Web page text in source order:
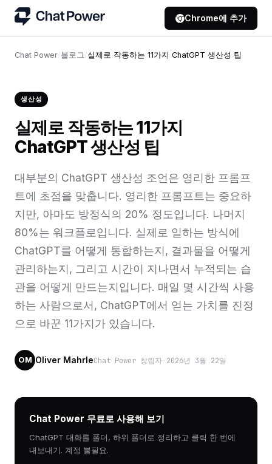
Chrome에 추가
Chat Power/블로그/실제로 작동하는 11가지 ChatGPT 생산성 팁
생산성
실제로 작동하는 11가지
ChatGPT 생산성 팁
대부분의 ChatGPT 생산성 조언은 영리한 프롬프
트에 초점을 맞춥니다. 영리한 프롬프트는 중요하
지만, 아마도 방정식의 20% 정도입니다. 나머지
80%는 워크플로입니다. 실제로 일하는 방식에
ChatGPT를 어떻게 통합하는지, 결과물을 어떻게
관리하는지, 그리고 시간이 지나면서 누적되는 습
관을 어떻게 만드는지입니다. 매일 몇 시간씩 사용
하는 사람으로서, ChatGPT에서 얻는 가치를 진정
으로 바꾼 11가지가 있습니다.
OM Oliver MahrleChat Power 창립자 ·2026년 3월 22일
Chat Power 무료로 사용해 보기
ChatGPT 대화를 폴더, 하위 폴더로 정리하고 클릭 한 번에
내보내기. 계정 불필요.